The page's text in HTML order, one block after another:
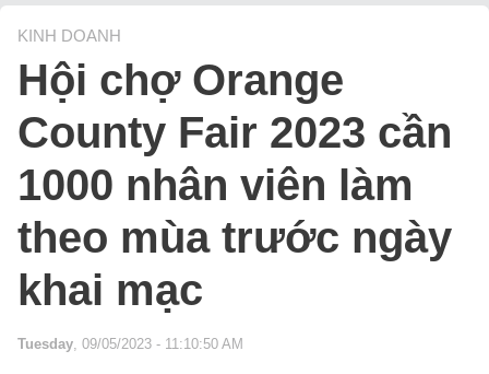
KINH DOANH
Hội chợ Orange
County Fair 2023 cần
1000 nhân viên làm
theo mùa trước ngày
khai mạc
Tuesday, 09/05/2023 - 11:10:50 AM